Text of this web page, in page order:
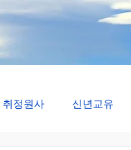
취정원사 신년교유